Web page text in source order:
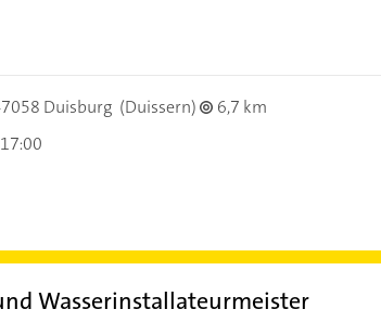
Duisburg (Duissern)
6,7 km
Wasserinstallateurmeister